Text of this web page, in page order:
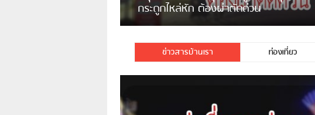
กระจกแตกลงแม่น้ำกกฝั่งหมิ่น พอไม่ซื้อเดินตาม
มีชาวเน็ตรายหนึ่งซึ่งแจ้งว่าตนเองไม่ใช่ประช
ข่าวสารบ้านเรา ท่องเที่ยว